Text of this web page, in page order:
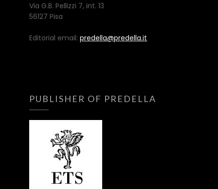
Via G.B. Pellizzi 7, int. 13
56127 Pisa
Editorial email:predella@predella.it
PUBLISHER OF PREDELLA